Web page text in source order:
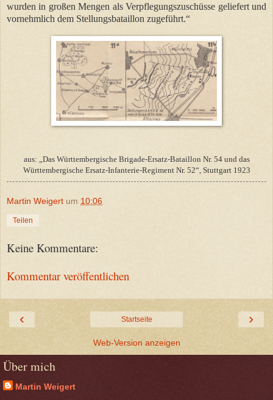
wurden in großen Mengen als Verpflegungszuschüsse geliefert und
vornehmlich dem Stellungsbataillon zugeführt.“
aus: „Das Württembergische Brigade-Ersatz-Bataillon Nr. 54 und das
Württembergische Ersatz-Infanterie-Regiment Nr. 52“, Stuttgart 1923
Martin Weigert um 10:06
Teilen
Keine Kommentare:
Kommentar veröffentlichen
‹ ›
Startseite
Web-Version anzeigen
Über mich
Martin Weigert